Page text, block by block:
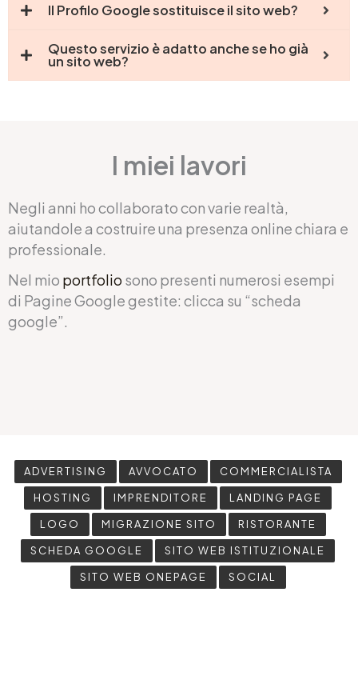
Il Profilo Google sostituisce il sito web?
Questo servizio è adatto anche se ho già
un sito web?
I miei lavori
Negli anni ho collaborato con varie realtà,
aiutandole a costruire una presenza online chiara e
professionale.
Nel mio portfolio sono presenti numerosi esempi
di Pagine Google gestite: clicca su “scheda
google”.
ADVERTISING AVVOCATO COMMERCIALISTA
HOSTING IMPRENDITORE LANDING PAGE
LOGO MIGRAZIONE SITO RISTORANTE
SCHEDA GOOGLE SITO WEB ISTITUZIONALE
SITO WEB ONEPAGE SOCIAL